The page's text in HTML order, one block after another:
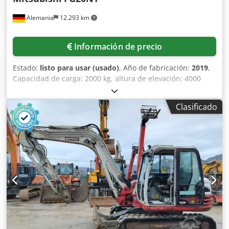
Alemania 12.293 km
Información de precio
Estado: listo para usar (usado), Año de fabricación: 2019,
Capacidad de carga: 2000 kg, altura de elevación: 4000
mm, longitud de la horquilla: 1220 mm, potencia: 41 kW,
combustible: gas, dimensiones de la máquina X/Y: aprox.
2350 mm/1000 mm, horas de funcionamiento: 1793 h.
Incluye accesorio Bolzoni Shifter 5BSS200F, modelo de
mástil: 5F20C40, altura de torre: 2500 mm. Documentación
disponible. Es posible realizar una inspección in situ.
Dsdsv Ip Sgspfx Aagskr
Clasificado